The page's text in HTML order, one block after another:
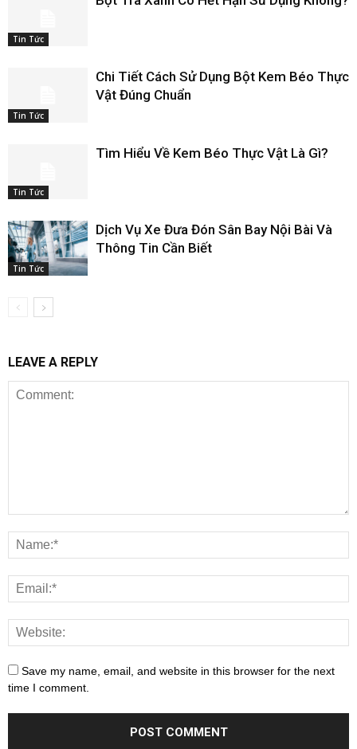
Tin Tức
Tin Tức
Chi Tiết Cách Sử Dụng Bột Kem Béo Thực
Vật Đúng Chuẩn
Tin Tức
Tìm Hiểu Về Kem Béo Thực Vật Là Gì?
Tin Tức
Dịch Vụ Xe Đưa Đón Sân Bay Nội Bài Và
Thông Tin Cần Biết
LEAVE A REPLY
Save my name, email, and website in this browser for the next
time I comment.